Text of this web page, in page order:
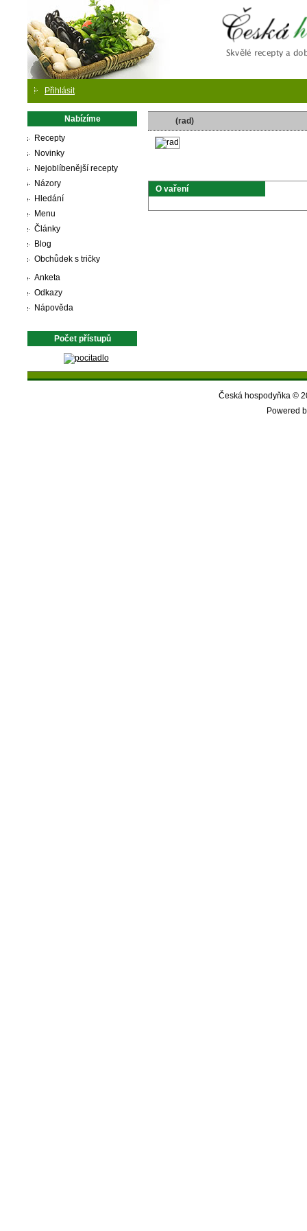
Přihlásit
Nabízíme
Recepty
Novinky
Nejoblíbenější recepty
Názory
Hledání
Menu
Články
Blog
Obchůdek s tričky
Anketa
Odkazy
Nápověda
Počet přístupů
(rad)
O vaření
Česká hospodyňka ©
Powered